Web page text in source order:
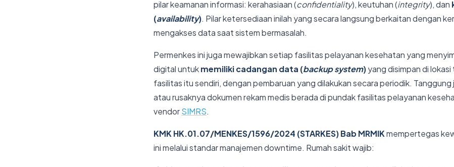
pilar keamanan informasi: kerahasiaan (confidentiality), keutuhan (integrity), dan
(availability). Pilar ketersediaan inilah yang secara langsung berkaitan dengan
mengakses data saat sistem bermasalah.
Permenkes ini juga mewajibkan setiap fasilitas pelayanan kesehatan yang
digital untukmemiliki cadangan data (backup system)yang disimpan di
fasilitas itu sendiri, dengan pembaruan yang dilakukan secara periodik. Tanggung
atau rusaknya dokumen rekam medis berada di pundak fasilitas pelayanan
vendorSIMRS.
KMK HK.01.07/MENKES/1596/2024 (STARKES) Bab MRMIKmempertegas
ini melalui standar manajemen downtime. Rumah sakit wajib: